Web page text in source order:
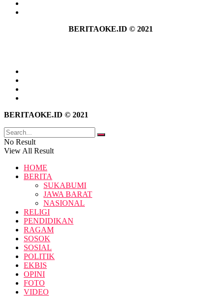
BERITAOKE.ID © 2021
BERITAOKE.ID © 2021
No Result
View All Result
HOME
BERITA
SUKABUMI
JAWA BARAT
NASIONAL
RELIGI
PENDIDIKAN
RAGAM
SOSOK
SOSIAL
POLITIK
EKBIS
OPINI
FOTO
VIDEO